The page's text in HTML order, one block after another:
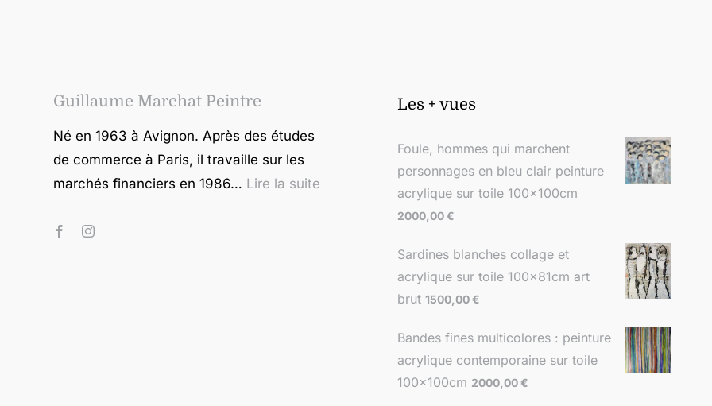
Guillaume Marchat Peintre
Né en 1963 à Avignon. Après des études
de commerce à Paris, il travaille sur les
marchés financiers en 1986… Lire la suite
Les + vues
Foule, hommes qui marchent
personnages en bleu clair peinture
acrylique sur toile 100x100cm
2000,00€
Sardines blanches collage et
acrylique sur toile 100x81cm art
brut 1500,00€
Bandes fines multicolores : peinture
acrylique contemporaine sur toile
100x100cm 2000,00€